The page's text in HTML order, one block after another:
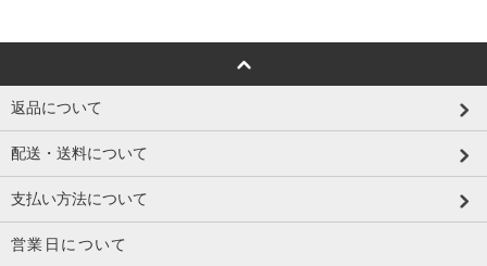
返品について
配送・送料について
支払い方法について
営業日について